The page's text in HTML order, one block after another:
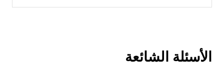
الأسئلة الشائعة